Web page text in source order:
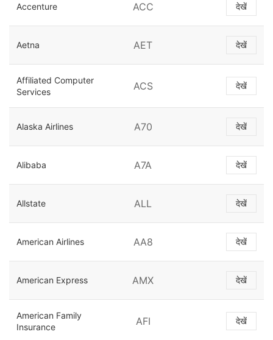
Accenture ACC देखें
Aetna AET देखें
Affiliated Computer
Services
ACS देखें
Alaska Airlines A70 देखें
Alibaba A7A देखें
Allstate ALL देखें
American Airlines AA8 देखें
American Express AMX देखें
American Family
Insurance
AFI देखें